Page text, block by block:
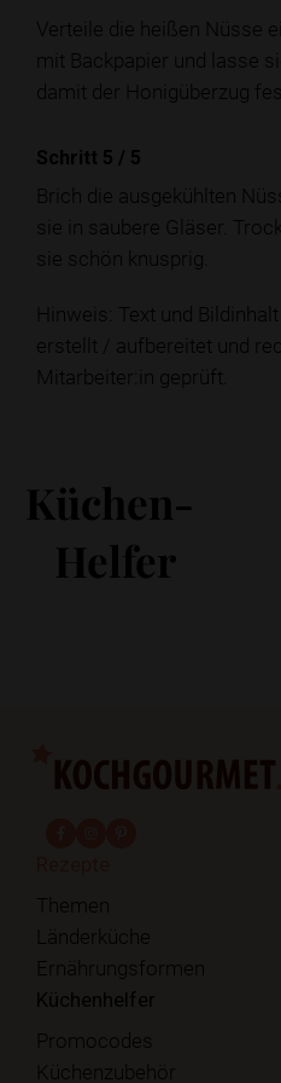
Verteile die heißen Nüsse
mit Backpapier und lasse
damit der Honigüberzug
Schritt 5 / 5
Brich die ausgekühlten
sie in saubere Gläser.
sie schön knusprig.
Hinweis: Text und
erstellt / aufbereitet und
Mitarbeiter:in geprüft.
Küchen-
Helfer
Themen
Länderküche
Ernährungsformen
Küchenhelfer
Promocodes
Küchenzubehör